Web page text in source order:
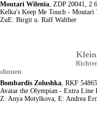
Moutari Wilenia, ZDP 20041,
Kelka's Keep Me Touch - Moutari
ZuE: Birgit u. Ralf Walther
Bombardis Zolushka, RKF
Avatar the Olympian - Extra Line
Z: Anya Motylkova, E: Andrea